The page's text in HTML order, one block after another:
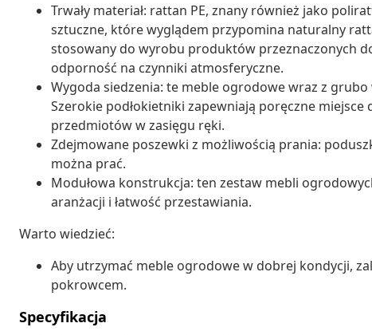
Trwały materiał: rattan PE, znany również jako
sztuczne, które wyglądem przypomina naturalny
stosowany do wyrobu produktów przeznaczonych
odporność na czynniki atmosferyczne.
Wygoda siedzenia: te meble ogrodowe wraz z
Szerokie podłokietniki zapewniają poręczne
przedmiotów w zasięgu ręki.
Zdejmowane poszewki z możliwością prania:
można prać.
Modułowa konstrukcja: ten zestaw mebli
aranżacji i łatwość przestawiania.
Warto wiedzieć:
Aby utrzymać meble ogrodowe w dobrej kondycji,
pokrowcem.
Specyfikacja